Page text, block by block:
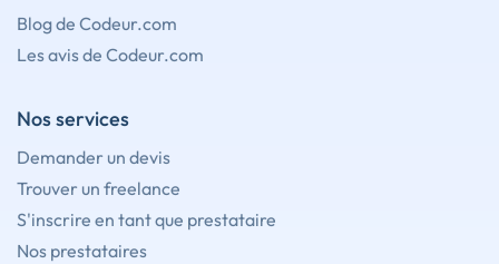
Blog de Codeur.com
Les avis de Codeur.com
Nos services
Demander un devis
Trouver un freelance
S'inscrire en tant que prestataire
Nos prestataires